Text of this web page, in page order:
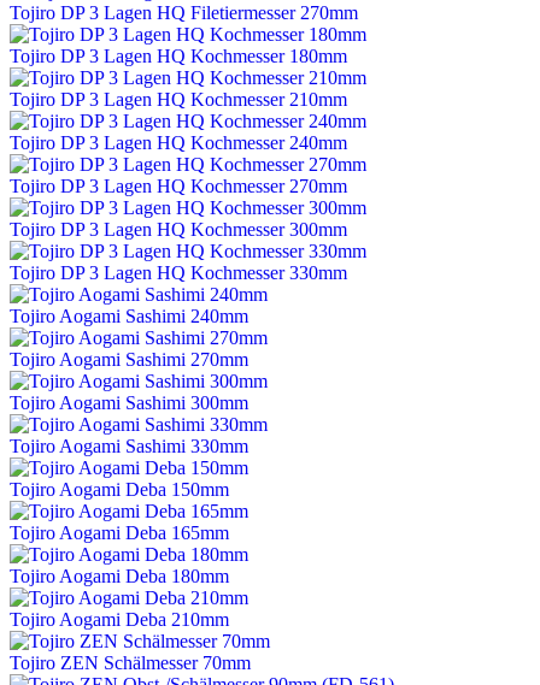
Tojiro DP 3 Lagen HQ Filetiermesser 270mm
Tojiro DP 3 Lagen HQ Kochmesser 180mm
Tojiro DP 3 Lagen HQ Kochmesser 210mm
Tojiro DP 3 Lagen HQ Kochmesser 240mm
Tojiro DP 3 Lagen HQ Kochmesser 270mm
Tojiro DP 3 Lagen HQ Kochmesser 300mm
Tojiro DP 3 Lagen HQ Kochmesser 330mm
Tojiro Aogami Sashimi 240mm
Tojiro Aogami Sashimi 270mm
Tojiro Aogami Sashimi 300mm
Tojiro Aogami Sashimi 330mm
Tojiro Aogami Deba 150mm
Tojiro Aogami Deba 165mm
Tojiro Aogami Deba 180mm
Tojiro Aogami Deba 210mm
Tojiro ZEN Schälmesser 70mm